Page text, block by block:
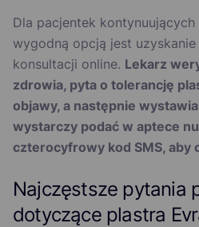
Dla pacjentek
wygodną opcją jest
konsultacji online. Lekarz
zdrowia, pyta o tolerancję
objawy, a następnie
wystarczy podać w aptece
czterocyfrowy kod SMS, aby
Najczęstsze pytania
dotyczące plastra